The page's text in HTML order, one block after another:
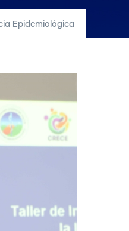
Epidemiológica